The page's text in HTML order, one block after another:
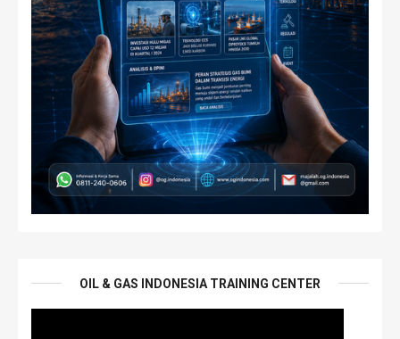
OIL & GAS INDONESIA TRAINING CENTER